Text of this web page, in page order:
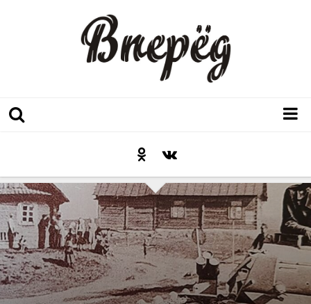
Послесловие к празднику
Факт
Неожиданный ракурс
Контакты
Люди родного края